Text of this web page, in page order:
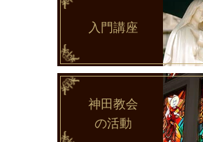
入門講座
神田教会
の活動